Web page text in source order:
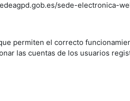
sede-electronica-
permiten el correcto
las cuentas de los usuarios